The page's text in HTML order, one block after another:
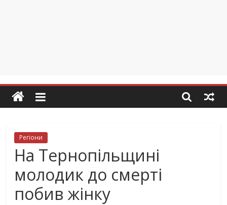
Регіони
На Тернопільщині
молодик до смерті
побив жінку